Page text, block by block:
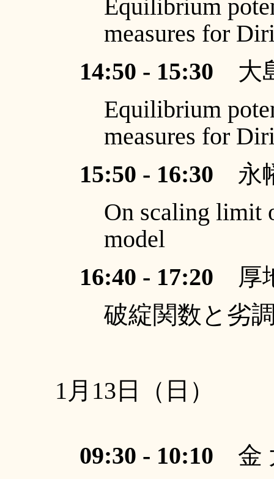
Equilibrium
measures for
14:50 - 15:30 大
Equilibrium
measures for
15:50 - 16:30 永
On scaling limit
model
16:40 - 17:20 厚
破綻関数と劣
1月13日（日）
09:30 - 10:10 金